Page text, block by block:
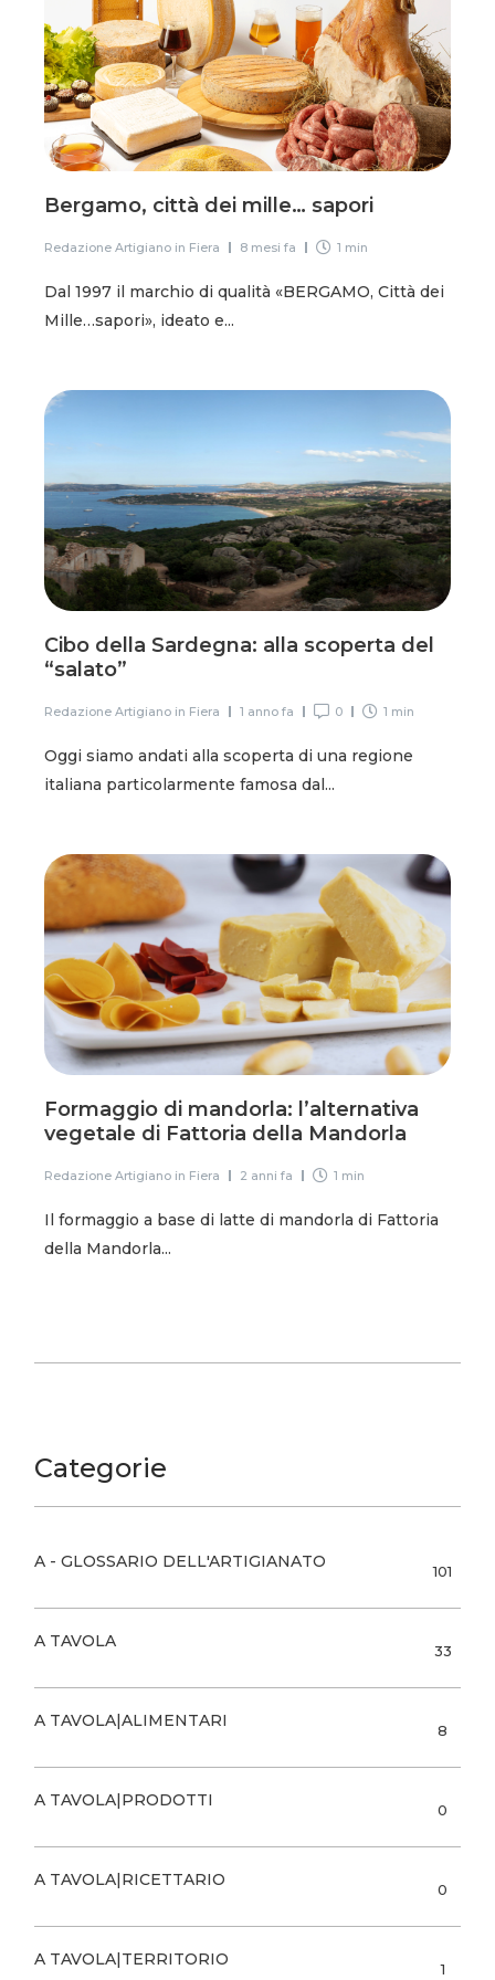
Bergamo, città dei mille… sapori
Redazione Artigiano in Fiera 8 mesi fa 1 min
Dal 1997 il marchio di qualità «BERGAMO, Città dei
Mille…sapori», ideato e...
Cibo della Sardegna: alla scoperta del
“salato”
Redazione Artigiano in Fiera 1 anno fa 0 1 min
Oggi siamo andati alla scoperta di una regione
italiana particolarmente famosa dal...
Formaggio di mandorla: l’alternativa
vegetale di Fattoria della Mandorla
Redazione Artigiano in Fiera 2 anni fa 1 min
Il formaggio a base di latte di mandorla di Fattoria
della Mandorla...
Categorie
A - GLOSSARIO DELL'ARTIGIANATO 101
A TAVOLA 33
A TAVOLA|ALIMENTARI 8
A TAVOLA|PRODOTTI 0
A TAVOLA|RICETTARIO 0
A TAVOLA|TERRITORIO 1